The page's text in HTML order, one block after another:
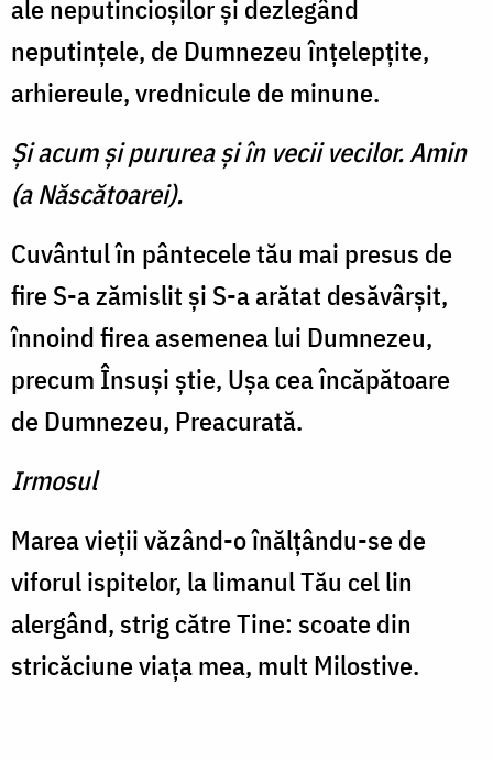
ale neputincioşilor şi dezlegând
neputinţele, de Dumnezeu înţelepţite,
arhiereule, vrednicule de minune.
Şi acum şi pururea şi în vecii vecilor. Amin
(a Născătoarei).
Cuvântul în pântecele tău mai presus de
fire S-a zămislit şi S-a arătat desăvârşit,
înnoind firea asemenea lui Dumnezeu,
precum Însuşi ştie, Uşa cea încăpătoare
de Dumnezeu, Preacurată.
Irmosul
Marea vieţii văzând-o înălţându-se de
viforul ispitelor, la limanul Tău cel lin
alergând, strig către Tine: scoate din
stricăciune viaţa mea, mult Milostive.